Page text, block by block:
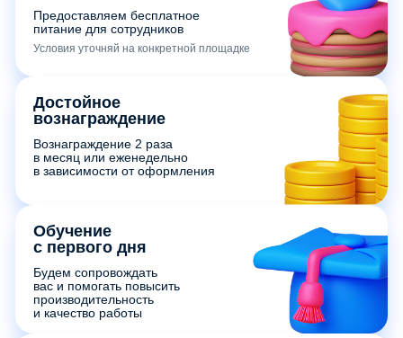
Предоставляем бесплатное
питание для сотрудников
Условия уточняй на конкретной площадке
Достойное
вознаграждение
Вознаграждение 2 раза
в месяц или еженедельно
в зависимости от оформления
Обучение
с первого дня
Будем сопровождать
вас и помогать повысить
производительность
и качество работы